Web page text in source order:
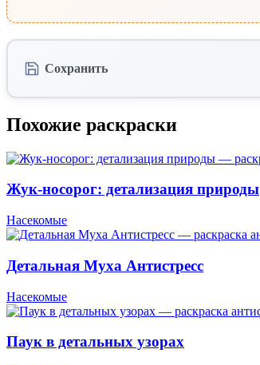
Сохранить
Похожие раскраски
Жук-носорог: детализация природы
Насекомые
Детальная Муха Антистресс
Насекомые
Паук в детальных узорах